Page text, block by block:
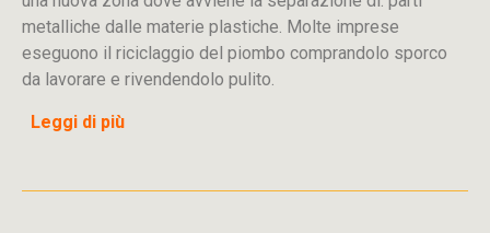
metalliche dalle materie plastiche. Molte imprese
eseguono il riciclaggio del piombo comprandolo sporco
da lavorare e rivendendolo pulito.
Leggi di più